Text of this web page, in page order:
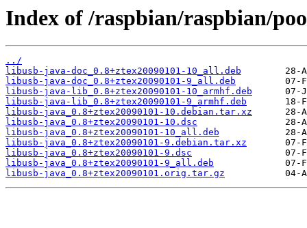
Index of /raspbian/raspbian/
../
libusb-java-doc_0.8+ztex20090101-10_all.deb
libusb-java-doc_0.8+ztex20090101-9_all.deb
libusb-java-lib_0.8+ztex20090101-10_armhf.deb
libusb-java-lib_0.8+ztex20090101-9_armhf.deb
libusb-java_0.8+ztex20090101-10.debian.tar.xz
libusb-java_0.8+ztex20090101-10.dsc
libusb-java_0.8+ztex20090101-10_all.deb
libusb-java_0.8+ztex20090101-9.debian.tar.xz
libusb-java_0.8+ztex20090101-9.dsc
libusb-java_0.8+ztex20090101-9_all.deb
libusb-java_0.8+ztex20090101.orig.tar.gz